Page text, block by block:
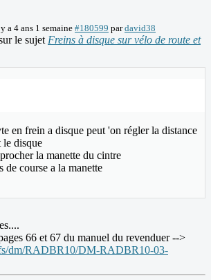
a 4 ans 1 semaine #180599 pardavid38
le sujet Freins à disque sur vélo de route et
en frein a disque peut 'on régler la distance
le disque
la manette du cintre
de course a la manette
66 et 67 du manuel du revenduer -->
dm/RADBR10/DM-RADBR10-03-